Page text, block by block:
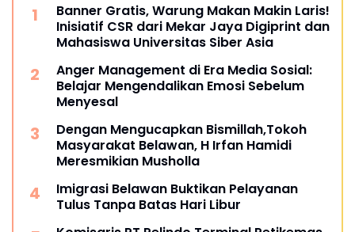
Banner Gratis, Warung Makan Makin Laris!
Inisiatif CSR dari Mekar Jaya Digiprint dan
Mahasiswa Universitas Siber Asia
Anger Management di Era Media Sosial:
Belajar Mengendalikan Emosi Sebelum
Menyesal
Dengan Mengucapkan Bismillah,Tokoh
Masyarakat Belawan, H Irfan Hamidi
Meresmikian Musholla
Imigrasi Belawan Buktikan Pelayanan
Tulus Tanpa Batas Hari Libur